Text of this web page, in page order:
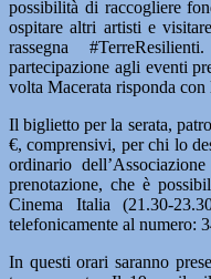
possibilità di raccogliere
ospitare altri artisti e
rassegna
partecipazione agli eventi
volta Macerata risponda con
Il biglietto per la serata,
€, comprensivi, per chi lo
ordinario
prenotazione, che è
Cinema Italia (21.30-
telefonicamente al numero:
In questi orari saranno